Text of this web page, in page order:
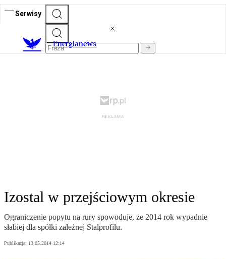
Serwisy
Energianews
Izostal w przejściowym okresie
Ograniczenie popytu na rury spowoduje, że 2014 rok wypadnie
słabiej dla spółki zależnej Stalprofilu.
Publikacja: 13.05.2014 12:14